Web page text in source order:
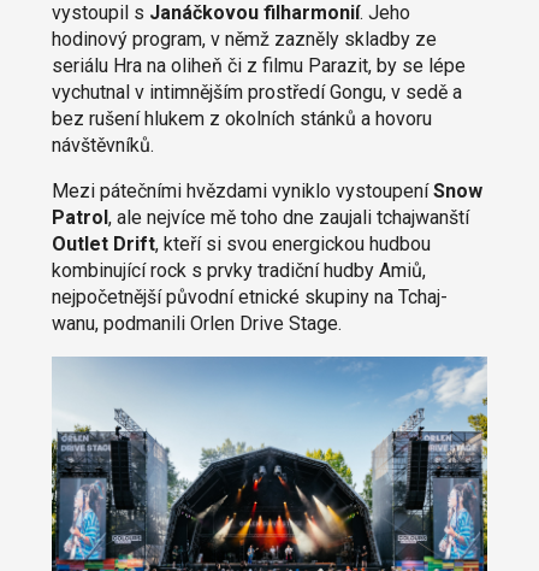
vystoupil s Janáčkovou filharmonií. Jeho
hodinový program, v němž zazněly skladby ze
seriálu Hra na oliheň či z filmu Parazit, by se lépe
vychutnal v intimnějším prostředí Gongu, v sedě a
bez rušení hlukem z okolních stánků a hovoru
návštěvníků.
Mezi pátečními hvězdami vyniklo vystoupeníSnow
Patrol , ale nejvíce mě toho dne zaujali tchajwanští
Outlet Drift, kteří si svou energickou hudbou
kombinující rock s prvky tradiční hudby Amiů,
nejpočetnější původní etnické skupiny na Tchaj-
wanu, podmanili Orlen Drive Stage.